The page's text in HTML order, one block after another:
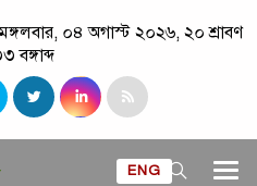
০৪ অগাস্ট ২০২৬, ২০ শ্রাবণ
বঙ্গাব্দ
ENG